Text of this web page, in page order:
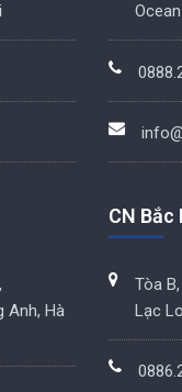
Anh, Hà
CN Bắc
Tòa
Lạc